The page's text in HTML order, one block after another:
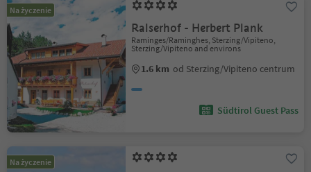
Na życzenie
Ralserhof - Herbert Plank
Raminges/Raminghes, Sterzing/Vipiteno,
Sterzing/Vipiteno and environs
1.6 km od Sterzing/Vipiteno centrum
Südtirol Guest Pass
Na życzenie